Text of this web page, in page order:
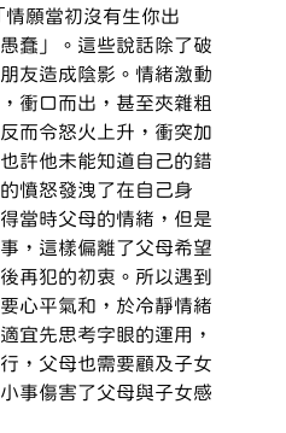
願當初沒有生你出
蠢」。這些說話除了破
友造成陰影。情緒激動
衝口而出，甚至夾雜粗
而令怒火上升，衝突加
許他未能知道自己的錯
憤怒發洩了在自己身
當時父母的情緒，但是
，這樣偏離了父母希望
再犯的初衷。所以遇到
心平氣和，於冷靜情緒
宜先思考字眼的運用，
，父母也需要顧及子女
事傷害了父母與子女感